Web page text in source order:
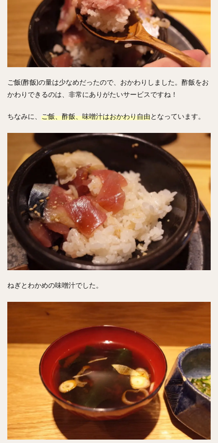
ご飯(酢飯)の量は少なめだったので、おかわりしました。酢飯をお
かわりできるのは、非常にありがたいサービスですね！
ちなみに、 ご飯、酢飯、味噌汁はおかわり自由となっています。
ねぎとわかめの味噌汁でした。